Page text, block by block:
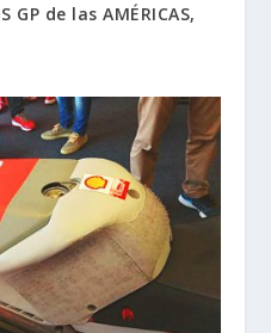
GP de las AMÉRICAS,